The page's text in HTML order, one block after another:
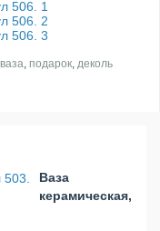
ваза, подарок, деколь
Ваза
керамическая,